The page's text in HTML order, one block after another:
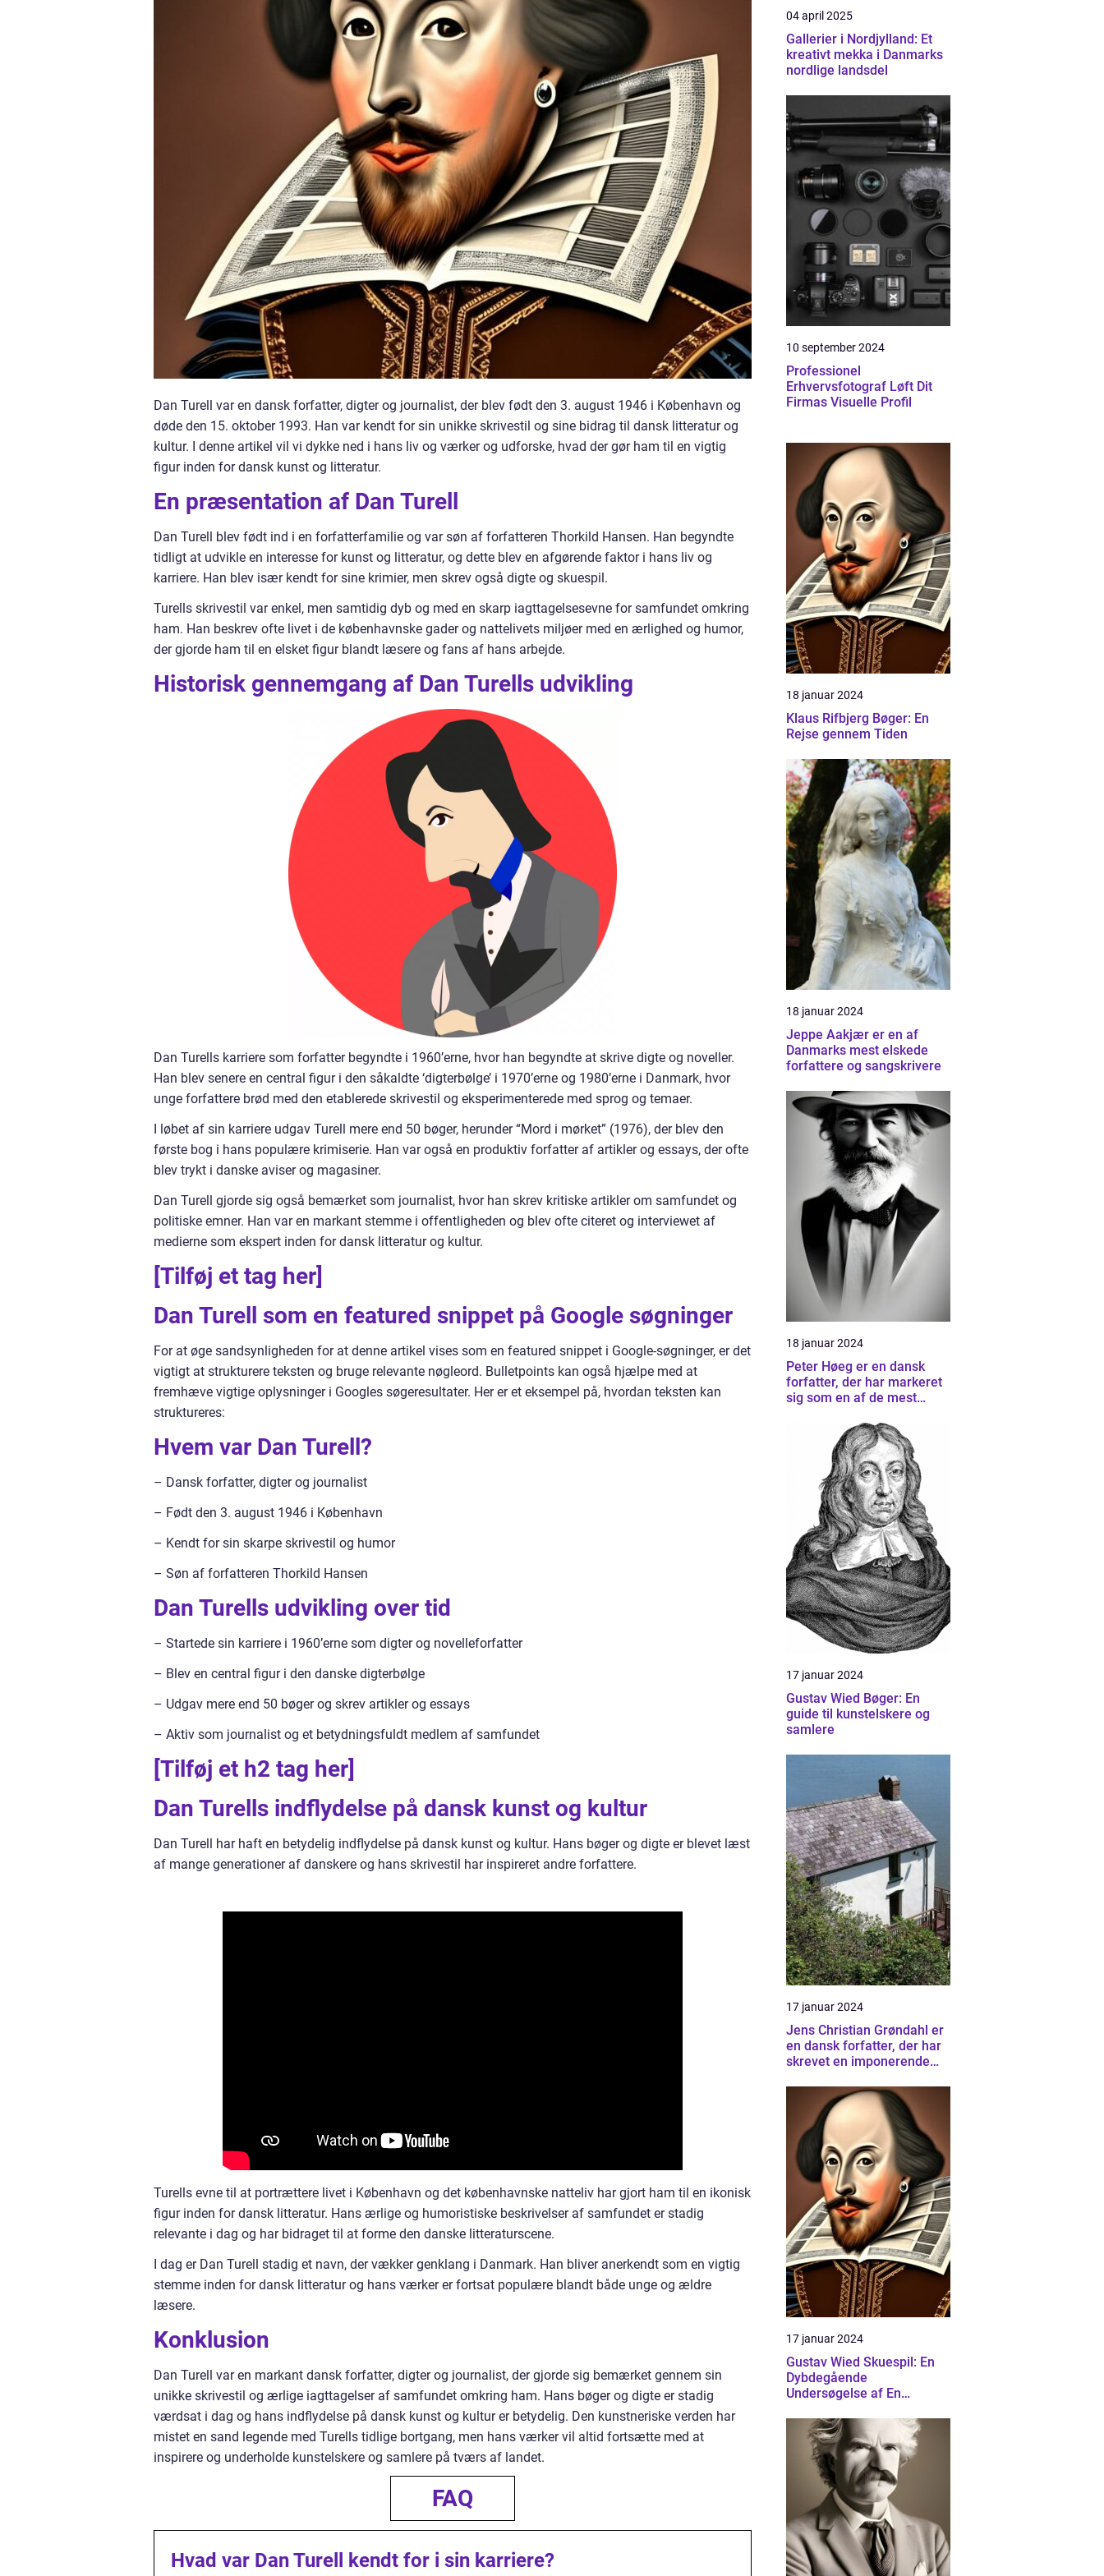
Dan Turell var en dansk forfatter, digter og journalist, der blev født den 3. august 1946 i København og
døde den 15. oktober 1993. Han var kendt for sin unikke skrivestil og sine bidrag til dansk litteratur og
kultur. I denne artikel vil vi dykke ned i hans liv og værker og udforske, hvad der gør ham til en vigtig
figur inden for dansk kunst og litteratur.
En præsentation af Dan Turell
Dan Turell blev født ind i en forfatterfamilie og var søn af forfatteren Thorkild Hansen. Han begyndte
tidligt at udvikle en interesse for kunst og litteratur, og dette blev en afgørende faktor i hans liv og
karriere. Han blev især kendt for sine krimier, men skrev også digte og skuespil.
Turells skrivestil var enkel, men samtidig dyb og med en skarp iagttagelsesevne for samfundet omkring
ham. Han beskrev ofte livet i de københavnske gader og nattelivets miljøer med en ærlighed og humor,
der gjorde ham til en elsket figur blandt læsere og fans af hans arbejde.
Historisk gennemgang af Dan Turells udvikling
Dan Turells karriere som forfatter begyndte i 1960’erne, hvor han begyndte at skrive digte og noveller.
Han blev senere en central figur i den såkaldte ‘digterbølge’ i 1970’erne og 1980’erne i Danmark, hvor
unge forfattere brød med den etablerede skrivestil og eksperimenterede med sprog og temaer.
I løbet af sin karriere udgav Turell mere end 50 bøger, herunder “Mord i mørket” (1976), der blev den
første bog i hans populære krimiserie. Han var også en produktiv forfatter af artikler og essays, der ofte
blev trykt i danske aviser og magasiner.
Dan Turell gjorde sig også bemærket som journalist, hvor han skrev kritiske artikler om samfundet og
politiske emner. Han var en markant stemme i offentligheden og blev ofte citeret og interviewet af
medierne som ekspert inden for dansk litteratur og kultur.
[Tilføj et tag her]
Dan Turell som en featured snippet på Google søgninger
For at øge sandsynligheden for at denne artikel vises som en featured snippet i Google-søgninger, er det
vigtigt at strukturere teksten og bruge relevante nøgleord. Bulletpoints kan også hjælpe med at
fremhæve vigtige oplysninger i Googles søgeresultater. Her er et eksempel på, hvordan teksten kan
struktureres:
Hvem var Dan Turell?
– Dansk forfatter, digter og journalist
– Født den 3. august 1946 i København
– Kendt for sin skarpe skrivestil og humor
– Søn af forfatteren Thorkild Hansen
Dan Turells udvikling over tid
– Startede sin karriere i 1960’erne som digter og novelleforfatter
– Blev en central figur i den danske digterbølge
– Udgav mere end 50 bøger og skrev artikler og essays
– Aktiv som journalist og et betydningsfuldt medlem af samfundet
[Tilføj et h2 tag her]
Dan Turells indflydelse på dansk kunst og kultur
Dan Turell har haft en betydelig indflydelse på dansk kunst og kultur. Hans bøger og digte er blevet læst
af mange generationer af danskere og hans skrivestil har inspireret andre forfattere.
Turells evne til at portrættere livet i København og det københavnske natteliv har gjort ham til en ikonisk
figur inden for dansk litteratur. Hans ærlige og humoristiske beskrivelser af samfundet er stadig
relevante i dag og har bidraget til at forme den danske litteraturscene.
I dag er Dan Turell stadig et navn, der vækker genklang i Danmark. Han bliver anerkendt som en vigtig
stemme inden for dansk litteratur og hans værker er fortsat populære blandt både unge og ældre
læsere.
Konklusion
Dan Turell var en markant dansk forfatter, digter og journalist, der gjorde sig bemærket gennem sin
unikke skrivestil og ærlige iagttagelser af samfundet omkring ham. Hans bøger og digte er stadig
værdsat i dag og hans indflydelse på dansk kunst og kultur er betydelig. Den kunstneriske verden har
mistet en sand legende med Turells tidlige bortgang, men hans værker vil altid fortsætte med at
inspirere og underholde kunstelskere og samlere på tværs af landet.
FAQ
Hvad var Dan Turell kendt for i sin karriere?
04 april 2025
Gallerier i Nordjylland: Et
kreativt mekka i Danmarks
nordlige landsdel
10 september 2024
Professionel
Erhvervsfotograf Løft Dit
Firmas Visuelle Profil
18 januar 2024
Klaus Rifbjerg Bøger: En
Rejse gennem Tiden
18 januar 2024
Jeppe Aakjær er en af
Danmarks mest elskede
forfattere og sangskrivere
18 januar 2024
Peter Høeg er en dansk
forfatter, der har markeret
sig som en af de mest
inden for dansk litteratur
17 januar 2024
Gustav Wied Bøger: En
guide til kunstelskere og
samlere
17 januar 2024
Jens Christian Grøndahl er
en dansk forfatter, der har
skrevet en imponerende
debut i 1985
17 januar 2024
Gustav Wied Skuespil: En
Dybdegående
Undersøgelse af En